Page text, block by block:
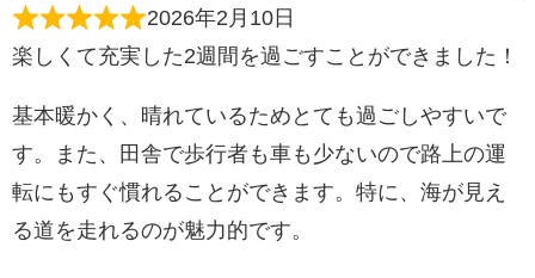
2026年2月10日
楽しくて充実した2週間を過ごすことができました！
基本暖かく、晴れているためとても過ごしやすいで
す。また、田舎で歩行者も車も少ないので路上の運
転にもすぐ慣れることができます。特に、海が見え
る道を走れるのが魅力的です。